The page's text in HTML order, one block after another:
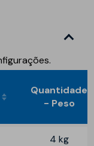
Quantidade
- Peso
4 kg